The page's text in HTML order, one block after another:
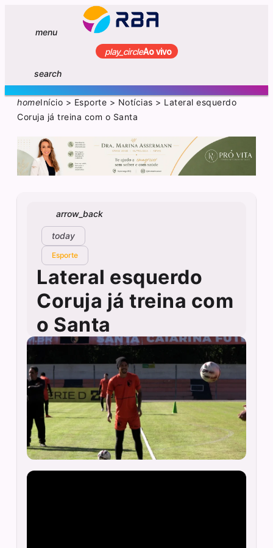
menu
play_circleAo vivo
search
homeInício > Esporte > Notícias > Lateral esquerdo
Coruja já treina com o Santa
arrow_back
today
Esporte
Lateral esquerdo
Coruja já treina com
o Santa